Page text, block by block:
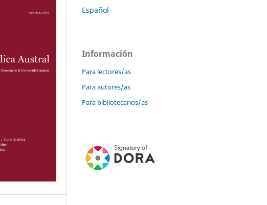
Español
Información
Para lectores/as
Para autores/as
Para bibliotecarios/as